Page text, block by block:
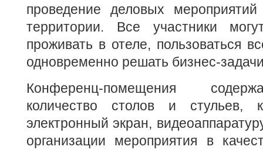
проведение деловых
территории. Все участники
проживать в отеле, пользоваться
одновременно решать бизнес-
Конференц-помещения
количество столов и стульев,
электронный экран,
организации мероприятия в